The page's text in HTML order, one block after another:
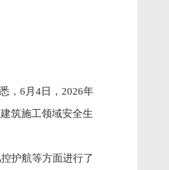
，6月4日，2026年
筑施工领域安全生
护航等方面进行了